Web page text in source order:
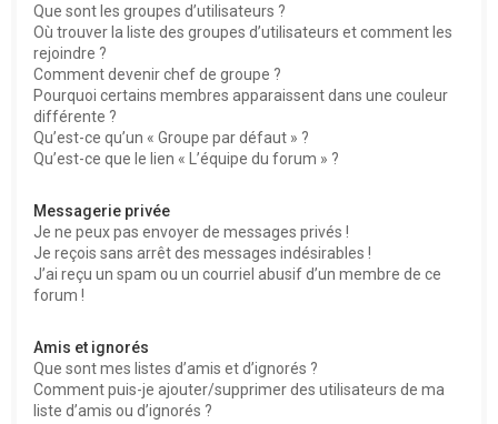
Que sont les groupes d’utilisateurs ?
Où trouver la liste des groupes d’utilisateurs et comment les
rejoindre ?
Comment devenir chef de groupe ?
Pourquoi certains membres apparaissent dans une couleur
différente ?
Qu’est-ce qu’un « Groupe par défaut » ?
Qu’est-ce que le lien « L’équipe du forum » ?
Messagerie privée
Je ne peux pas envoyer de messages privés !
Je reçois sans arrêt des messages indésirables !
J’ai reçu un spam ou un courriel abusif d’un membre de ce
forum !
Amis et ignorés
Que sont mes listes d’amis et d’ignorés ?
Comment puis-je ajouter/supprimer des utilisateurs de ma
liste d’amis ou d’ignorés ?